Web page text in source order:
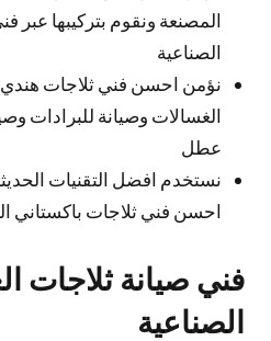
المصنعة ونقوم بتركيبها عبر
الصناعية
نؤمن احسن فني ثلاجات هندي
الغسالات وصيانة للبرادات
عطل
نستخدم افضل التقنيات
احسن فني ثلاجات باكستاني
فني صيانة ثلاجات
الصناعية